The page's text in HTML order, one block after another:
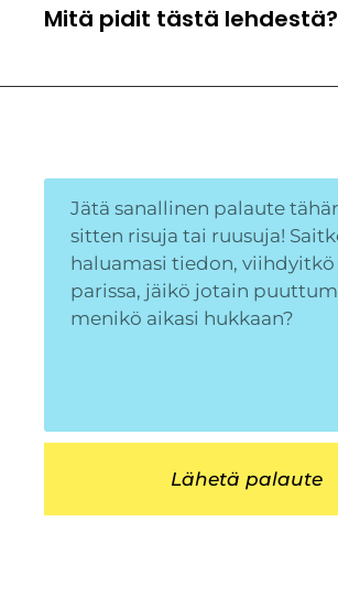
Mitä pidit tästä lehdestä?
Lähetä palaute